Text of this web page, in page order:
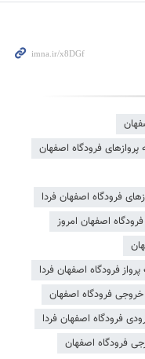
پروازهای فرودگاه اصفهان
فرودگاه اصفهان فردا
فرودگاه اصفهان امروز
پرواز فرودگاه اصفهان فردا
خروجی فرودگاه اصفهان
فرودگاه اصفهان فردا
فرودگاه اصفهان